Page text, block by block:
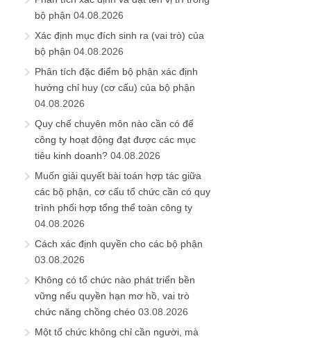
bộ phận 04.08.2026
Xác định mục đích sinh ra (vai trò) của
bộ phận 04.08.2026
Phân tích đặc điểm bộ phận xác định
hướng chỉ huy (cơ cấu) của bộ phận
04.08.2026
Quy chế chuyên môn nào cần có để
công ty hoạt động đạt được các mục
tiêu kinh doanh? 04.08.2026
Muốn giải quyết bài toán hợp tác giữa
các bộ phận, cơ cấu tổ chức cần có quy
trình phối hợp tổng thể toàn công ty
04.08.2026
Cách xác định quyền cho các bộ phận
03.08.2026
Không có tổ chức nào phát triển bền
vững nếu quyền hạn mơ hồ, vai trò
chức năng chồng chéo 03.08.2026
Một tổ chức không chỉ cần người, mà